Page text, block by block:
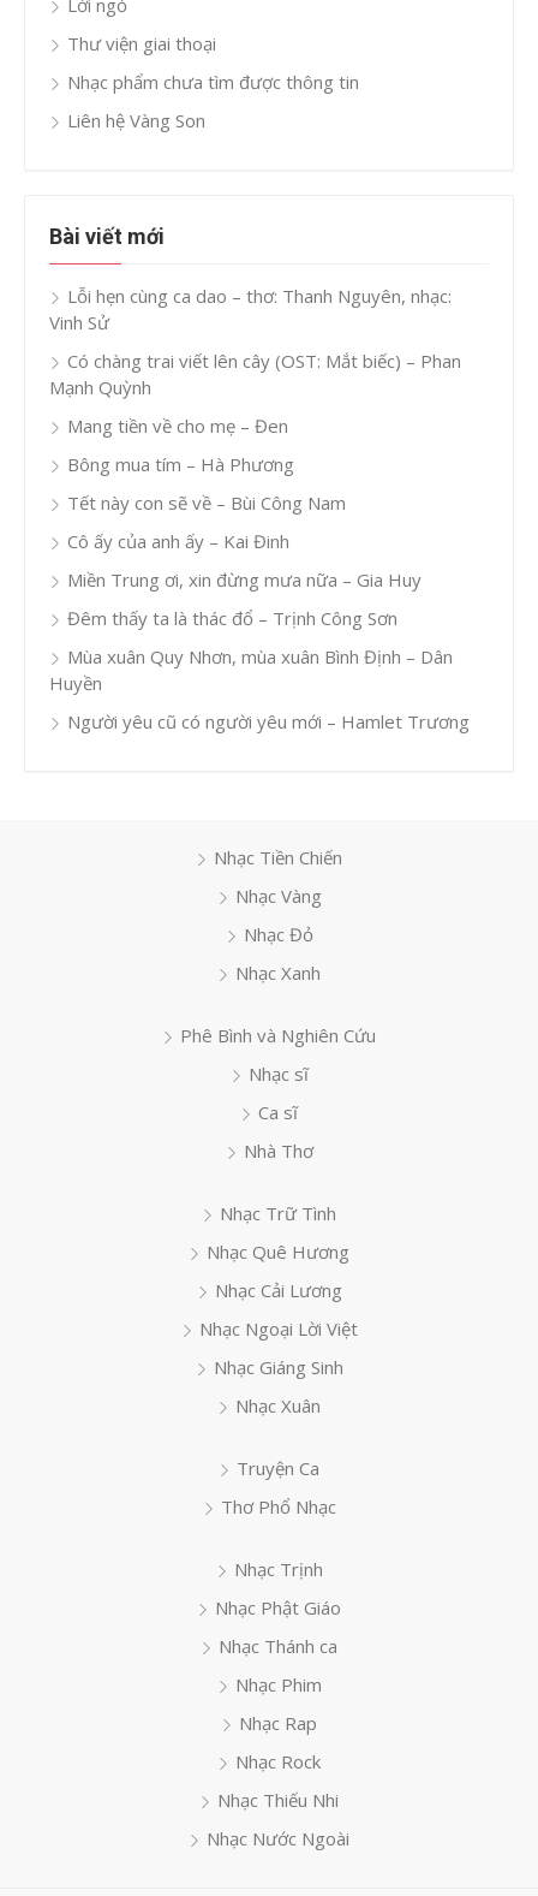
Lời ngỏ
Thư viện giai thoại
Nhạc phẩm chưa tìm được thông tin
Liên hệ Vàng Son
Bài viết mới
Lỗi hẹn cùng ca dao – thơ: Thanh Nguyên, nhạc:
Vinh Sử
Có chàng trai viết lên cây (OST: Mắt biếc) – Phan
Mạnh Quỳnh
Mang tiền về cho mẹ – Đen
Bông mua tím – Hà Phương
Tết này con sẽ về – Bùi Công Nam
Cô ấy của anh ấy – Kai Đinh
Miền Trung ơi, xin đừng mưa nữa – Gia Huy
Đêm thấy ta là thác đổ – Trịnh Công Sơn
Mùa xuân Quy Nhơn, mùa xuân Bình Định – Dân
Huyền
Người yêu cũ có người yêu mới – Hamlet Trương
Nhạc Tiền Chiến
Nhạc Vàng
Nhạc Đỏ
Nhạc Xanh
Phê Bình và Nghiên Cứu
Nhạc sĩ
Ca sĩ
Nhà Thơ
Nhạc Trữ Tình
Nhạc Quê Hương
Nhạc Cải Lương
Nhạc Ngoại Lời Việt
Nhạc Giáng Sinh
Nhạc Xuân
Truyện Ca
Thơ Phổ Nhạc
Nhạc Trịnh
Nhạc Phật Giáo
Nhạc Thánh ca
Nhạc Phim
Nhạc Rap
Nhạc Rock
Nhạc Thiếu Nhi
Nhạc Nước Ngoài